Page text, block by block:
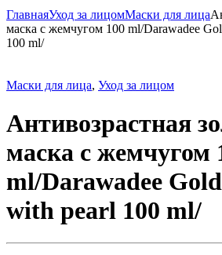
ГлавнаяУход за лицомМаски для лица
маска с жемчугом 100 ml/Darawadee
100 ml/
Маски для лица, Уход за лицом
Антивозрастная
маска с жемчугом
ml/Darawadee
with pearl 100 ml/